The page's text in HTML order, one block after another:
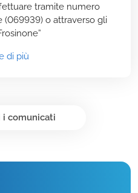
tramite numero
(069939) o attraverso gli
di più
comunicati